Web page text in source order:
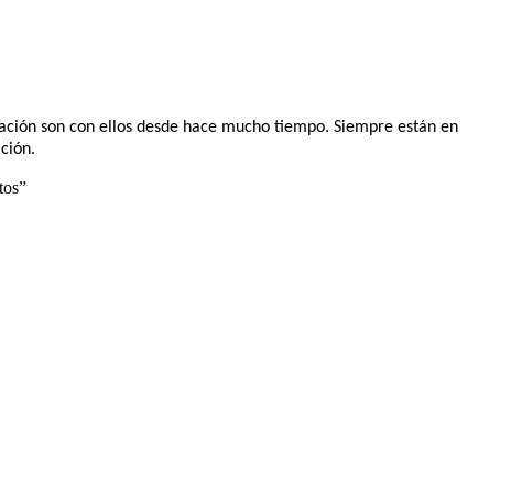
son con ellos desde hace mucho tiempo. Siempre están en